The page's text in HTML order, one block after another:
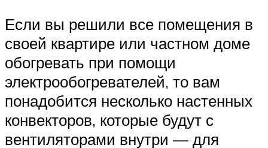
Если вы решили все помещения в
своей квартире или частном доме
обогревать при помощи
электрообогревателей, то вам
понадобится несколько настенных
конвекторов, которые будут с
вентиляторами внутри — для